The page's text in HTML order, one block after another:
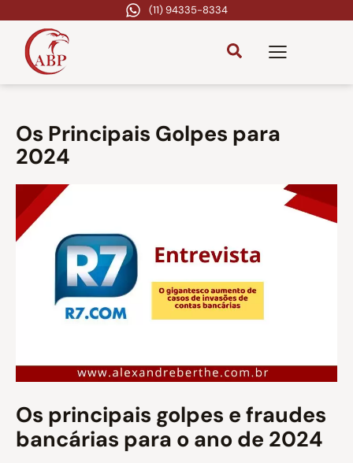
(11) 94335-8334
Os Principais Golpes para
2024
Os principais golpes e fraudes
bancárias para o ano de 2024